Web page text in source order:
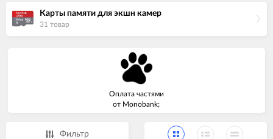
Карты памяти для экшн камер
31 товар
Оплата частями
от Monobank;
Фильтр